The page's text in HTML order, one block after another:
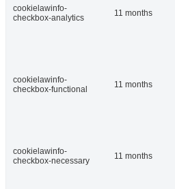
cookielawinfo-
checkbox-analytics
11 months
cookielawinfo-
checkbox-functional
11 months
cookielawinfo-
checkbox-necessary
11 months